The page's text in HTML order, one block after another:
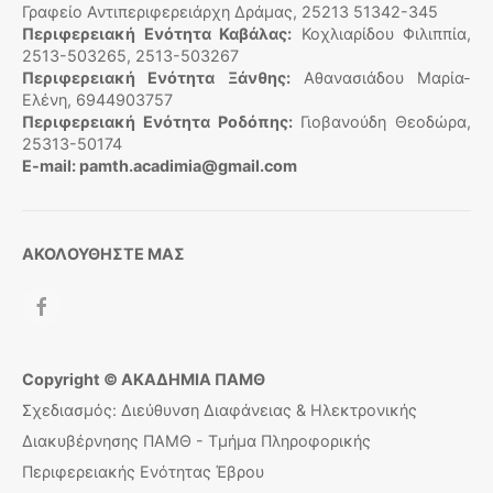
Γραφείο Αντιπεριφερειάρχη Δράμας, 25213 51342-345
Περιφερειακή Ενότητα Καβάλας: Κοχλιαρίδου Φιλιππία,
2513-503265, 2513-503267
Περιφερειακή Ενότητα Ξάνθης:Αθανασιάδου Μαρία-
Ελένη, 6944903757
Περιφερειακή Ενότητα Ροδόπης:Γιοβανούδη Θεοδώρα,
25313-50174
E-mail: pamth.acadimia@gmail.com
ΑΚΟΛΟΥΘΗΣΤΕ ΜΑΣ
Copyright © ΑΚΑΔΗΜΙΑ ΠΑΜΘ
Σχεδιασμός: Διεύθυνση Διαφάνειας & Ηλεκτρονικής
Διακυβέρνησης ΠΑΜΘ - Τμήμα Πληροφορικής
Περιφερειακής Ενότητας Έβρου